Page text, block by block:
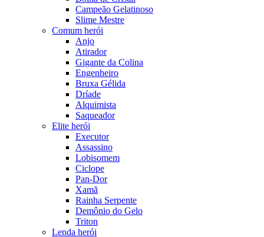
Campeão Gelatinoso
Slime Mestre
Comum herói
Anjo
Atirador
Gigante da Colina
Engenheiro
Bruxa Gélida
Dríade
Alquimista
Saqueador
Elite herói
Executor
Assassino
Lobisomem
Ciclope
Pan-Dor
Xamã
Rainha Serpente
Demônio do Gelo
Triton
Lenda herói